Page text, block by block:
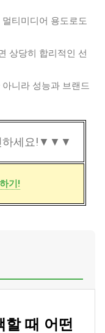
티미디어 용도로도
상당히 합리적인 선
니라 성능과 브랜드
하세요!▼▼▼
기!
할 때 어떤